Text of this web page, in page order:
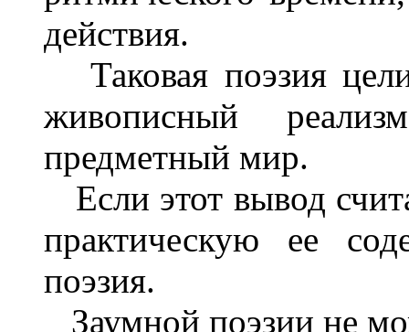
действия.
Таковая поэзия
живописный
предметный мир.
Если этот вывод
практическую ее
поэзия.
Заумной поэзии не